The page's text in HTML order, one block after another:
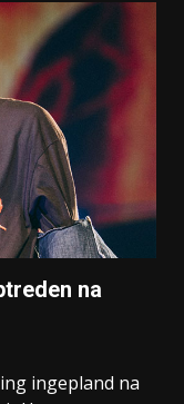
na
ingepland na